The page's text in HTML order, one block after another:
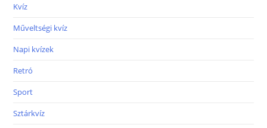
Kvíz
Műveltségi kvíz
Napi kvízek
Retró
Sport
Sztárkvíz